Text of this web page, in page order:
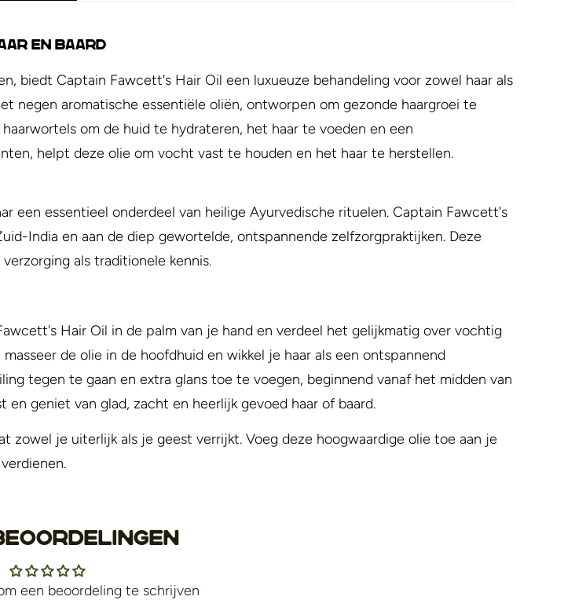
en Baard
biedt Captain Fawcett's Hair Oil een luxueuze behandeling voor zowel haar als
negen aromatische essentiële oliën, ontworpen om gezonde haargroei te
om de huid te hydrateren, het haar te voeden en een
helpt deze olie om vocht vast te houden en het haar te herstellen.
een essentieel onderdeel van heilige Ayurvedische rituelen. Captain Fawcett's
India en aan de diep gewortelde, ontspannende zelfzorgpraktijken. Deze
als traditionele kennis.
Hair Oil in de palm van je hand en verdeel het gelijkmatig over vochtig
de olie in de hoofdhuid en wikkel je haar als een ontspannend
tegen te gaan en extra glans toe te voegen, beginnend vanaf het midden van
geniet van glad, zacht en heerlijk gevoed haar of baard.
je uiterlijk als je geest verrijkt. Voeg deze hoogwaardige olie toe aan je
een beoordeling te schrijven